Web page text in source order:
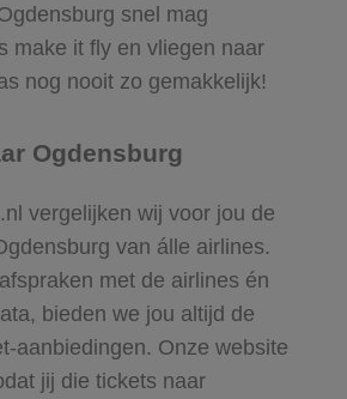
snel mag
make it fly en vliegen naar
nog nooit zo gemakkelijk!
Ogdensburg
vergelijken wij voor jou de
van álle airlines.
met de airlines én
bieden we jou altijd de
aanbiedingen. Onze website
jij die tickets naar